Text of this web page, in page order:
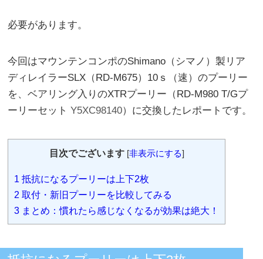
必要があります。
今回はマウンテンコンポのShimano（シマノ）製リア
ディレイラーSLX（RD-M675）10ｓ（速）のプーリー
を、ベアリング入りのXTRプーリー（RD-M980 T/Gプ
ーリーセットY5XC98140）に交換したレポートです。
目次でございます [非表示にする]
1 抵抗になるプーリーは上下2枚
2 取付・新旧プーリーを比較してみる
3 まとめ：慣れたら感じなくなるが効果は絶大！